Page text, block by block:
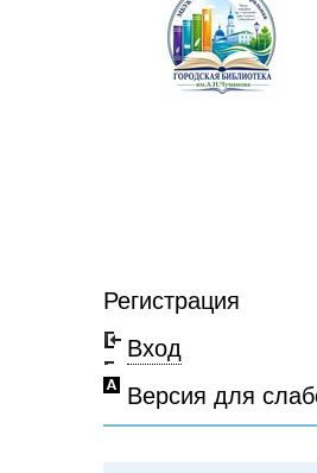
Регистрация
Вход
Версия для